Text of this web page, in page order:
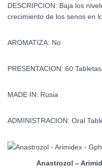
DESCRIPCION: Baja los
crecimiento de los senos en
AROMATIZA: No
PRESENTACION: 60
MADE IN: Rusia
ADMINISTRACION: Oral
Anastrozol –